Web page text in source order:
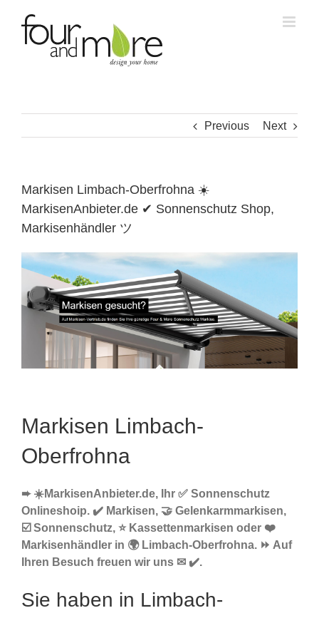
content
Previous Next
Markisen Limbach-Oberfrohna ☀️
MarkisenAnbieter.de ✔ Sonnenschutz Shop,
Markisenhändler ツ
Markisen Limbach-
Oberfrohna
➨ ☀️MarkisenAnbieter.de, Ihr ✅ Sonnenschutz
Onlineshoip. ✔️ Markisen, 🤝 Gelenkarmmarkisen,
☑️ Sonnenschutz, ⭐ Kassettenmarkisen oder ❤️
Markisenhändler in 🌍 Limbach-Oberfrohna. ⏩ Auf
Ihren Besuch freuen wir uns ✉ ✔️.
Sie haben in Limbach-